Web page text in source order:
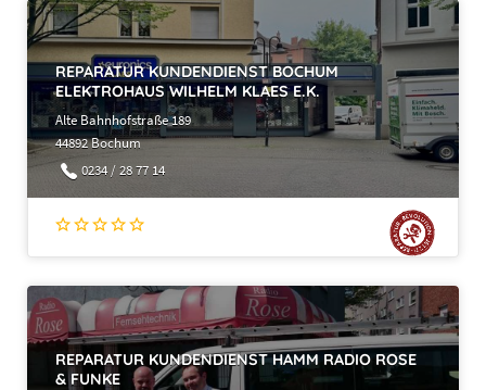
REPARATUR KUNDENDIENST BOCHUM
ELEKTROHAUS WILHELM KLAES E.K.
Alte Bahnhofstraße 189
44892 Bochum
0234 / 28 77 14
REPARATUR KUNDENDIENST HAMM RADIO ROSE
& FUNKE